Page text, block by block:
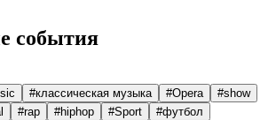
события
#классическая музыка #Opera #show
#rap #hiphop #Sport #футбол